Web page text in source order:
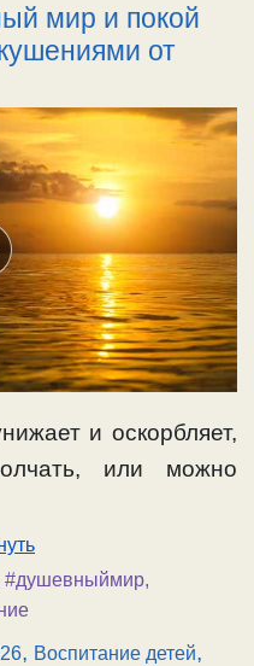
мир и покой
от
и оскорбляет,
или можно
#душевныймир,
, Воспитание детей,